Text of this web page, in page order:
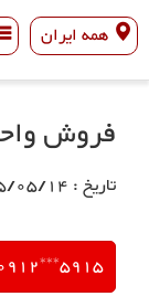
همه ایران
فروش
تاریخ : 1405/05/14
5915***0912
همه ایران